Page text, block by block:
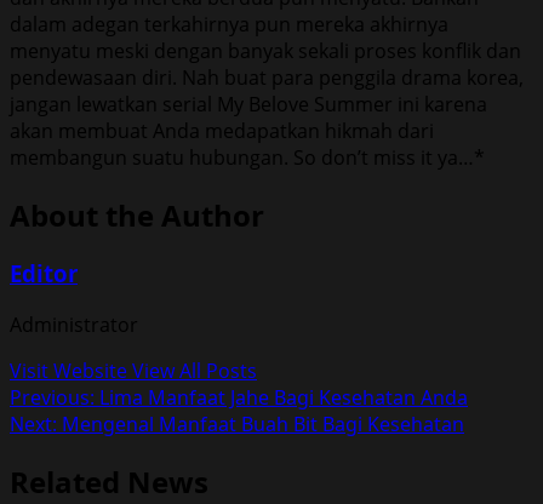
dalam adegan terkahirnya pun mereka akhirnya
menyatu meski dengan banyak sekali proses konflik dan
pendewasaan diri. Nah buat para penggila drama korea,
jangan lewatkan serial My Belove Summer ini karena
akan membuat Anda medapatkan hikmah dari
membangun suatu hubungan. So don’t miss it ya…*
About the Author
Editor
Administrator
Visit WebsiteView All Posts
Post
navigation
Previous: Lima Manfaat Jahe Bagi Kesehatan Anda
Next: Mengenal Manfaat Buah Bit Bagi Kesehatan
Related News